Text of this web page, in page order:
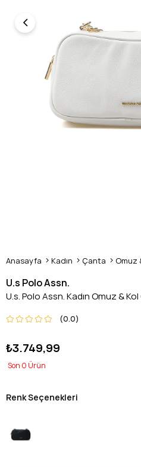
Anasayfa Kadın Çanta Omuz
U.s Polo Assn.
U.s. Polo Assn. Kadın Omuz &
0.0
₺3.749,99
0
Renk Seçenekleri